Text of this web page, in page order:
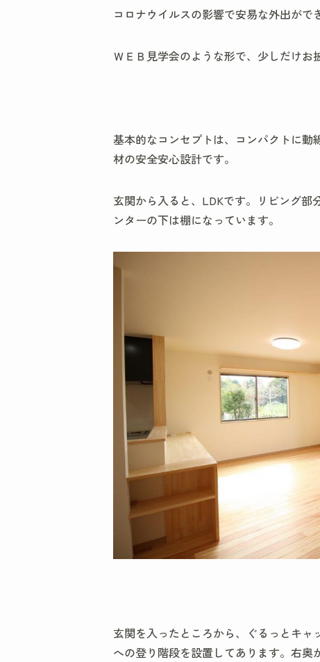
コロナウイルスの影響で安易な外出がで
ＷＥＢ見学会のような形で、少しだけお
基本的なコンセプトは、コンパクトに
材の安全安心設計です。
玄関から入ると、LDKです。リビング部
ンターの下は棚になっています。
玄関を入ったところから、ぐるっとキ
への登り階段を設置してあります。右